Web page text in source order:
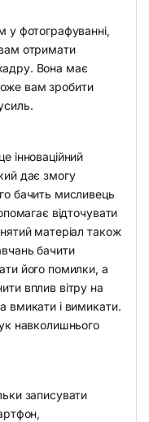
у фотографуванні,
отримати
Вона має
вам зробити
інноваційний
дає змогу
бачить мисливець
відточувати
матеріал також
бачити
його помилки, а
вплив вітру на
вмикати і вимикати.
навколишнього
записувати